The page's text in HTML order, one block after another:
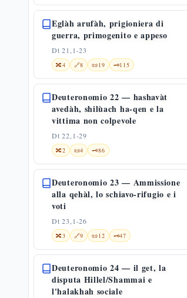
Eglàh arufàh, prigioniera di
guerra, primogenito e appeso
Dt 21,1-23
🔀4 🔗8 📜19 🗝️115
Deuteronomio 22 — hashavàt
avedàh, shilùach ha-qen e la
vittima non colpevole
Dt 22,1-29
🔀2 📜4 🗝️86
Deuteronomio 23 — Ammissione
alla qehàl, lo schiavo-rifugio e i
voti
Dt 23,1-26
🔀3 🔗9 📜12 🗝️47
Deuteronomio 24 — il get, la
disputa Hillel/Shammai e
l'halakhah sociale